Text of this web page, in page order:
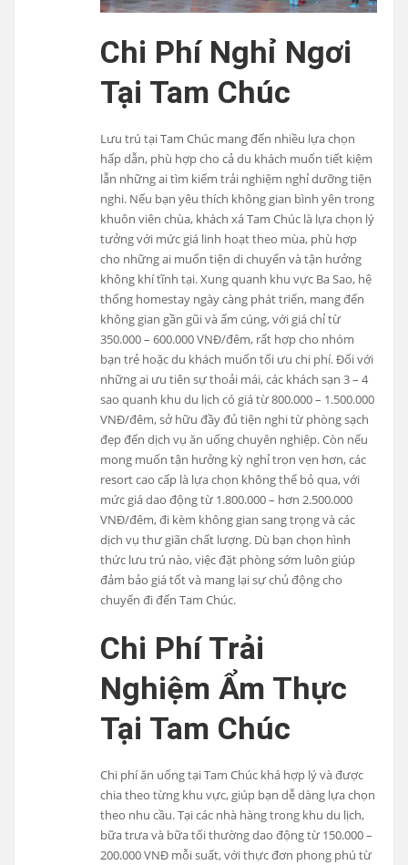
Chi Phí Nghỉ Ngơi
Tại Tam Chúc
Lưu trú tại Tam Chúc mang đến nhiều lựa chọn
hấp dẫn, phù hợp cho cả du khách muốn tiết kiệm
lẫn những ai tìm kiếm trải nghiệm nghỉ dưỡng tiện
nghi. Nếu bạn yêu thích không gian bình yên trong
khuôn viên chùa, khách xá Tam Chúc là lựa chọn lý
tưởng với mức giá linh hoạt theo mùa, phù hợp
cho những ai muốn tiện di chuyển và tận hưởng
không khí tĩnh tại. Xung quanh khu vực Ba Sao, hệ
thống homestay ngày càng phát triển, mang đến
không gian gần gũi và ấm cúng, với giá chỉ từ
350.000 – 600.000 VNĐ/đêm, rất hợp cho nhóm
bạn trẻ hoặc du khách muốn tối ưu chi phí. Đối với
những ai ưu tiên sự thoải mái, các khách sạn 3 – 4
sao quanh khu du lịch có giá từ 800.000 – 1.500.000
VNĐ/đêm, sở hữu đầy đủ tiện nghi từ phòng sạch
đẹp đến dịch vụ ăn uống chuyên nghiệp. Còn nếu
mong muốn tận hưởng kỳ nghỉ trọn vẹn hơn, các
resort cao cấp là lựa chọn không thể bỏ qua, với
mức giá dao động từ 1.800.000 – hơn 2.500.000
VNĐ/đêm, đi kèm không gian sang trọng và các
dịch vụ thư giãn chất lượng. Dù bạn chọn hình
thức lưu trú nào, việc đặt phòng sớm luôn giúp
đảm bảo giá tốt và mang lại sự chủ động cho
chuyến đi đến Tam Chúc.
Chi Phí Trải
Nghiệm Ẩm Thực
Tại Tam Chúc
Chi phí ăn uống tại Tam Chúc khá hợp lý và được
chia theo từng khu vực, giúp bạn dễ dàng lựa chọn
theo nhu cầu. Tại các nhà hàng trong khu du lịch,
bữa trưa và bữa tối thường dao động từ 150.000 –
200.000 VNĐ mỗi suất, với thực đơn phong phú từ